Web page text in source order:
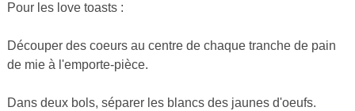
Pour les love toasts :
Découper des coeurs au centre de chaque tranche de pain
de mie à l'emporte-pièce.
Dans deux bols, séparer les blancs des jaunes d'oeufs.